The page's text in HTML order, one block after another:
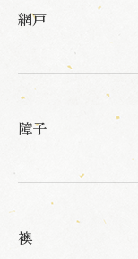
網戸
障子
襖